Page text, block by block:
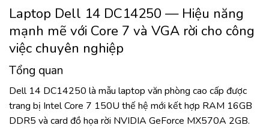
Laptop Dell 14 DC14250 — Hiệu năng
mạnh mẽ với Core 7 và VGA rời cho công
việc chuyên nghiệp
Tổng quan
Dell 14 DC14250 là mẫu laptop văn phòng cao cấp được
trang bị Intel Core 7 150U thế hệ mới kết hợp RAM 16GB
DDR5 và card đồ họa rời NVIDIA GeForce MX570A 2GB.